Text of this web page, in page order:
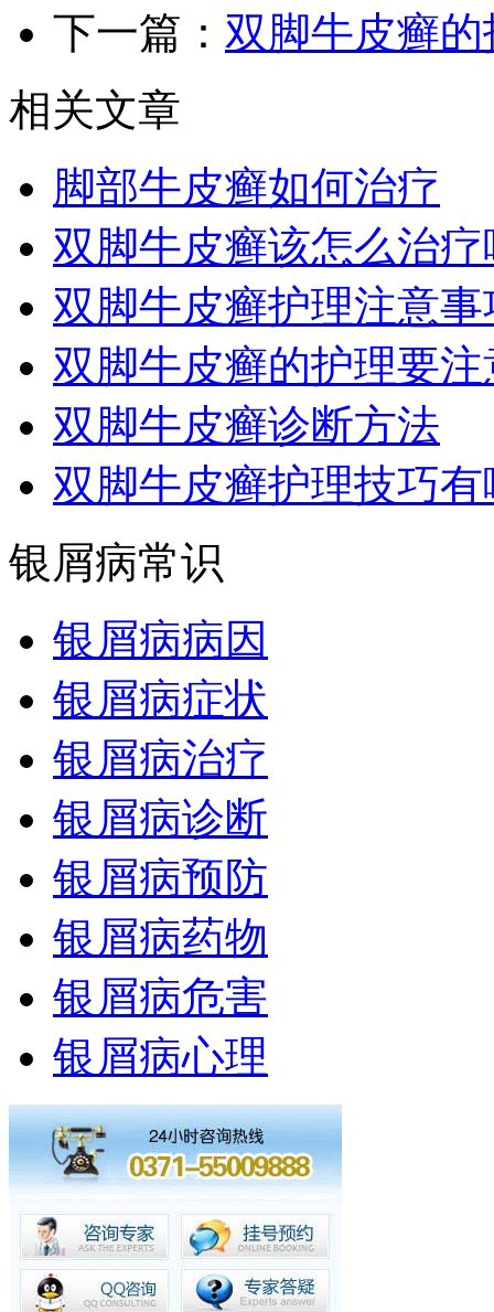
下一篇： 双脚牛皮癣
相关文章
脚部牛皮癣如何治疗
双脚牛皮癣该怎么治疗
双脚牛皮癣护理注意事
双脚牛皮癣的护理要
双脚牛皮癣诊断方法
双脚牛皮癣护理技巧有
银屑病常识
银屑病病因
银屑病症状
银屑病治疗
银屑病诊断
银屑病预防
银屑病药物
银屑病危害
银屑病心理